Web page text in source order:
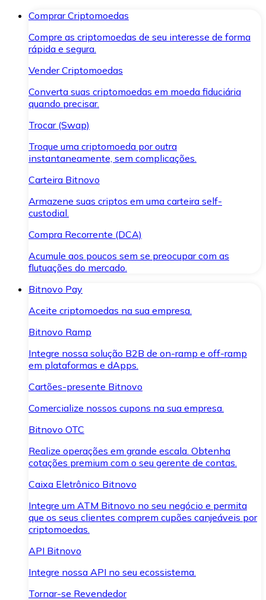
Comprar Criptomoedas
Compre as criptomoedas de seu interesse de forma
rápida e segura.
Vender Criptomoedas
Converta suas criptomoedas em moeda fiduciária
quando precisar.
Trocar (Swap)
Troque uma criptomoeda por outra
instantaneamente, sem complicações.
Carteira Bitnovo
Armazene suas criptos em uma carteira self-
custodial.
Compra Recorrente (DCA)
Acumule aos poucos sem se preocupar com as
flutuações do mercado.
Bitnovo Pay
Aceite criptomoedas na sua empresa.
Bitnovo Ramp
Integre nossa solução B2B de on-ramp e off-ramp
em plataformas e dApps.
Cartões-presente Bitnovo
Comercialize nossos cupons na sua empresa.
Bitnovo OTC
Realize operações em grande escala. Obtenha
cotações premium com o seu gerente de contas.
Caixa Eletrônico Bitnovo
Integre um ATM Bitnovo no seu negócio e permita
que os seus clientes comprem cupões canjeáveis por
criptomoedas.
API Bitnovo
Integre nossa API no seu ecossistema.
Tornar-se Revendedor